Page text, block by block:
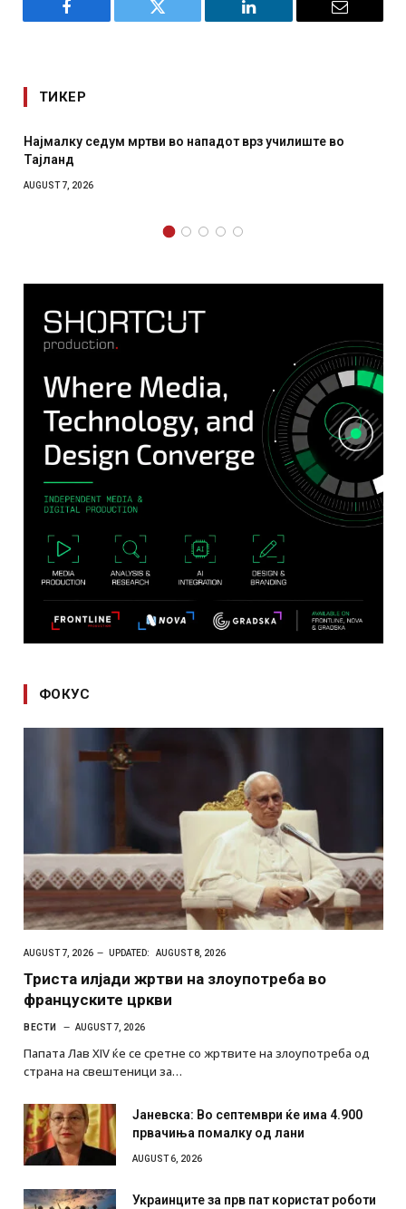
Facebook Twitter LinkedIn Email
ТИКЕР
Најмалку седум мртви во нападот врз училиште во
Тајланд
AUGUST 7, 2026
ФОКУС
AUGUST 7, 2026 UPDATED: AUGUST 8, 2026
Триста илјади жртви на злоупотреба во
француските цркви
ВЕСТИ AUGUST 7, 2026
Папата Лав XIV ќе се сретне со жртвите на злоупотреба од
страна на свештеници за…
Јаневска: Во септември ќе има 4.900
првачиња помалку од лани
AUGUST 6, 2026
Украинците за прв пат користат роботи